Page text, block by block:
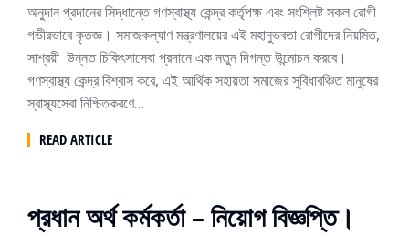
অনুদান প্রদানের সিদ্ধান্তে গণস্বাস্থ্য কেন্দ্র কর্তৃপক্ষ এবং সংশ্লিষ্ট সকল রোগী
গভীরভাবে কৃতজ্ঞ। সমাজকল্যাণ মন্ত্রণালয়ের এই মহানুভবতা রোগীদের নিয়মিত,
সাশ্রয়ী উন্নত চিকিৎসাসেবা প্রদানে এক নতুন দিগন্ত উন্মোচন করবে।
গণস্বাস্থ্য কেন্দ্র বিশ্বাস করে, এই আর্থিক সহায়তা সমাজের সুবিধাবঞ্চিত মানুষের
স্বাস্থ্যসেবা নিশ্চিতকরণে…
READ ARTICLE
প্রধান অর্থ কর্মকর্তা – নিয়োগ বিজ্ঞপ্তি।